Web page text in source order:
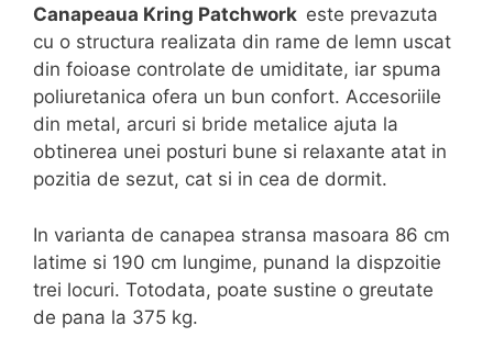
Canapeaua Kring Patchwork este prevazuta
cu o structura realizata din rame de lemn uscat
din foioase controlate de umiditate, iar spuma
poliuretanica ofera un bun confort. Accesoriile
din metal, arcuri si bride metalice ajuta la
obtinerea unei posturi bune si relaxante atat in
pozitia de sezut, cat si in cea de dormit.
In varianta de canapea stransa masoara 86 cm
latime si 190 cm lungime, punand la dispzoitie
trei locuri. Totodata, poate sustine o greutate
de pana la 375 kg.